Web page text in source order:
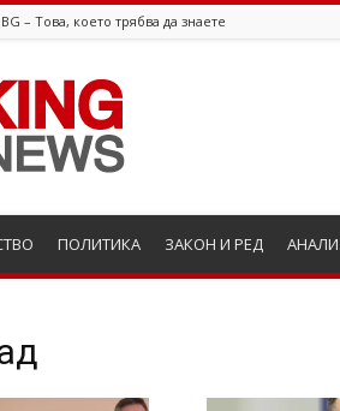
– Това, което трябва да знаете
ПОЛИТИКА ЗАКОН И РЕД